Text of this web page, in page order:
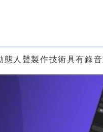
人聲製作技術具有錄音